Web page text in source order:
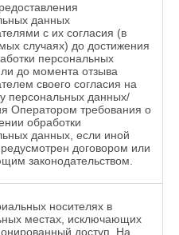
данных
с их согласия (в
случаях) до достижения
персональных
до момента отзыва
своего согласия на
персональных данных/
Оператором требования о
обработки
данных, если иной
договором или
законодательством.
носителях в
местах, исключающих
доступ. На